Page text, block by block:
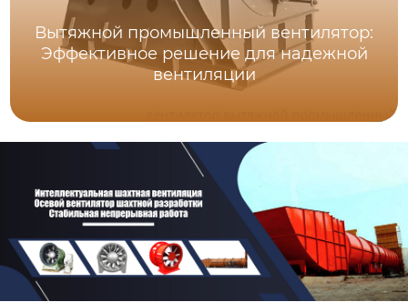
Вытяжной промышленный вентилятор:
Эффективное решение для надежной
вентиляции